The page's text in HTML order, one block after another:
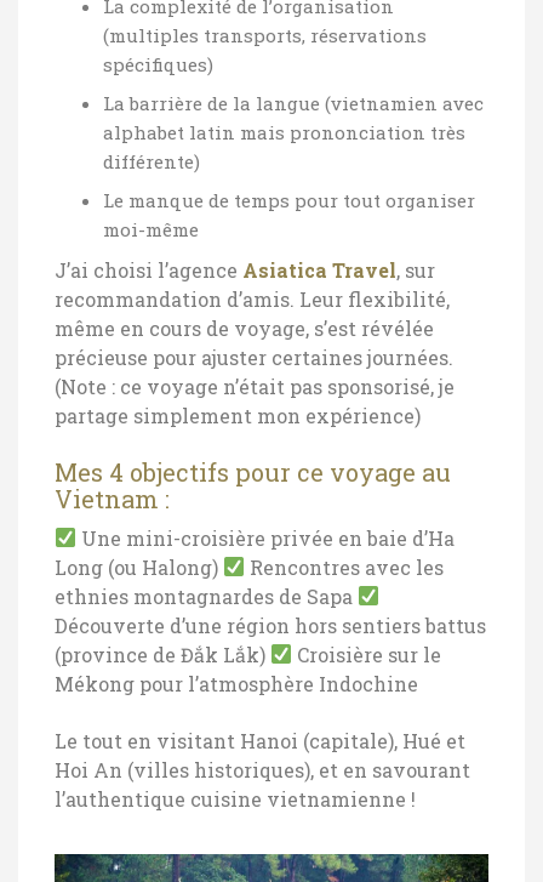
La complexité de l’organisation
(multiples transports, réservations
spécifiques)
La barrière de la langue (vietnamien avec
alphabet latin mais prononciation très
différente)
Le manque de temps pour tout organiser
moi-même
J’ai choisi l’agence Asiatica Travel, sur
recommandation d’amis. Leur flexibilité,
même en cours de voyage, s’est révélée
précieuse pour ajuster certaines journées.
(Note : ce voyage n’était pas sponsorisé, je
partage simplement mon expérience)
Mes 4 objectifs pour ce voyage au
Vietnam :
Une mini-croisière privée en baie d’Ha
Long (ou Halong)
Rencontres avec les
ethnies montagnardes de Sapa
Découverte d’une région hors sentiers battus
(province de Đắk Lắk)
Croisière sur le
Mékong pour l’atmosphère Indochine
Le tout en visitant Hanoi (capitale), Hué et
Hoi An (villes historiques), et en savourant
l’authentique cuisine vietnamienne !